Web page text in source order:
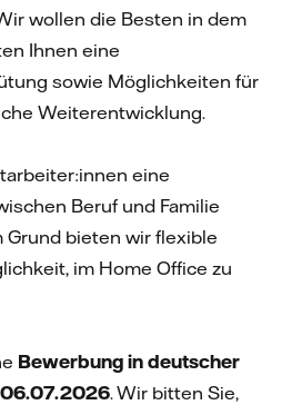
wollen die Besten in dem
Ihnen eine
sowie Möglichkeiten für
Weiterentwicklung.
eine
Beruf und Familie
bieten wir flexible
im Home Office zu
Bewerbung in deutscher
06.07.2026. Wir bitten Sie,